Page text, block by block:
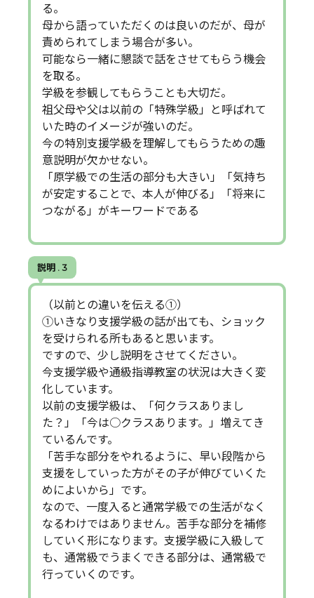
る。
母から語っていただくのは良いのだが、母が
責められてしまう場合が多い。
可能なら一緒に懇談で話をさせてもらう機会
を取る。
学級を参観してもらうことも大切だ。
祖父母や父は以前の「特殊学級」と呼ばれて
いた時のイメージが強いのだ。
今の特別支援学級を理解してもらうための趣
意説明が欠かせない。
「原学級での生活の部分も大きい」「気持ち
が安定することで、本人が伸びる」「将来に
つながる」がキーワードである
説明 . 3
（以前との違いを伝える①）
①いきなり支援学級の話が出ても、ショック
を受けられる所もあると思います。
ですので、少し説明をさせてください。
今支援学級や通級指導教室の状況は大きく変
化しています。
以前の支援学級は、「何クラスありまし
た？」「今は○クラスあります。」増えてき
ているんです。
「苦手な部分をやれるように、早い段階から
支援をしていった方がその子が伸びていくた
めによいから」です。
なので、一度入ると通常学級での生活がなく
なるわけではありません。苦手な部分を補修
していく形になります。支援学級に入級して
も、通常級でうまくできる部分は、通常級で
行っていくのです。